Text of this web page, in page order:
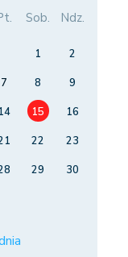
Sob. Ndz.
1
2
7 8
9
14 15
16
22
23
29
30